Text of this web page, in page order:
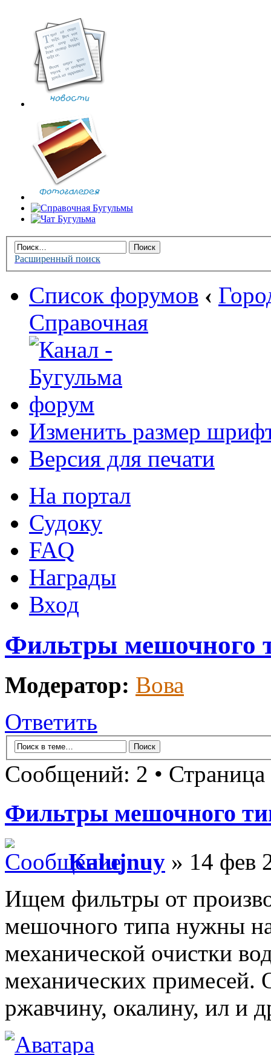
Расширенный поиск
Список форумов ‹
Справочная
Изменить размер
Версия для печати
На портал
Судоку
FAQ
Награды
Вход
Фильтры мешочного
Модератор: Вова
Ответить
Сообщений: 2 • Страница
Фильтры мешочного
Kalujnuy » 14 фев
Ищем фильтры от
мешочного типа нужны
механической очистки
механических примесей.
ржавчину, окалину, ил и